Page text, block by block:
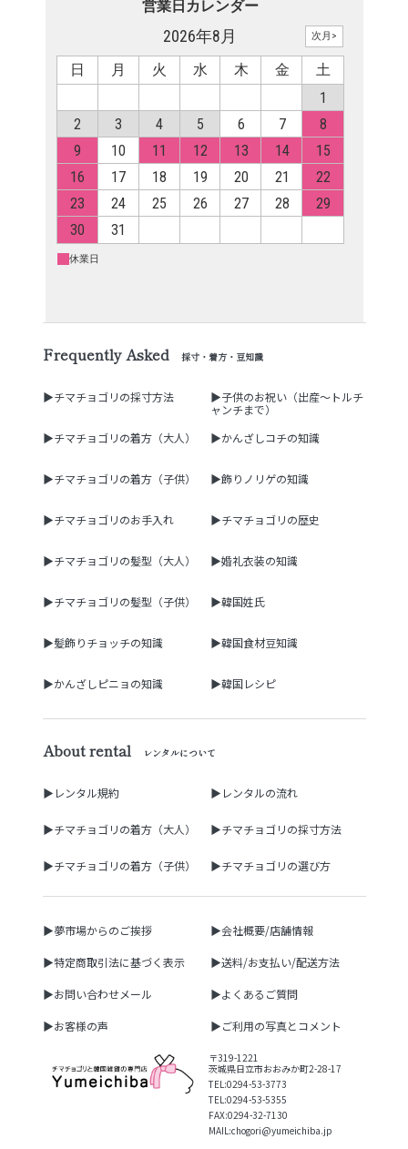
Frequently Asked 採寸・着方・豆知識
▶チマチョゴリの採寸方法
▶子供のお祝い（出産～トルチ
ャンチまで）
▶チマチョゴリの着方（大人）
▶かんざしコチの知識
▶チマチョゴリの着方（子供） ▶飾りノリゲの知識
▶チマチョゴリのお手入れ ▶チマチョゴリの歴史
▶チマチョゴリの髪型（大人） ▶婚礼衣装の知識
▶チマチョゴリの髪型（子供） ▶韓国姓氏
▶髪飾りチョッチの知識 ▶韓国食材豆知識
▶かんざしピニョの知識 ▶韓国レシピ
About rental レンタルについて
▶レンタル規約 ▶レンタルの流れ
▶チマチョゴリの着方（大人） ▶チマチョゴリの採寸方法
▶チマチョゴリの着方（子供） ▶チマチョゴリの選び方
▶夢市場からのご挨拶 ▶会社概要/店舗情報
▶特定商取引法に基づく表示 ▶送料/お支払い/配送方法
▶お問い合わせメール ▶よくあるご質問
▶お客様の声 ▶ご利用の写真とコメント
〒319-1221
茨城県日立市おおみか町2-28-17
TEL:0294-53-3773
TEL:0294-53-5355
FAX:0294-32-7130
MAIL:chogori@yumeichiba.jp